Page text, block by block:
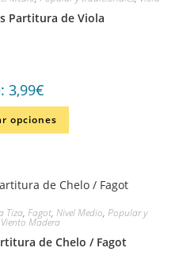
Partitura de Viola
3,99€
opciones
Tiza, Fagot, Nivel Medio, Popular y
Viento Madera
de Chelo / Fagot